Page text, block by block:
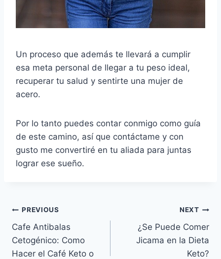
Un proceso que además te llevará a cumplir
esa meta personal de llegar a tu peso ideal,
recuperar tu salud y sentirte una mujer de
acero.
Por lo tanto puedes contar conmigo como guía
de este camino, así que contáctame y con
gusto me convertiré en tu aliada para juntas
lograr ese sueño.
Post
navigation
PREVIOUS
Cafe Antibalas
Cetogénico: Como
Hacer el Café Keto o
NEXT
¿Se Puede Comer
Jicama en la Dieta
Keto?